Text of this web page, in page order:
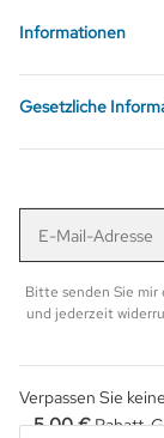
Informationen
Gesetzliche
Bitte senden Sie
und jederzeit
Verpassen Sie
5,00 €Rabatt-